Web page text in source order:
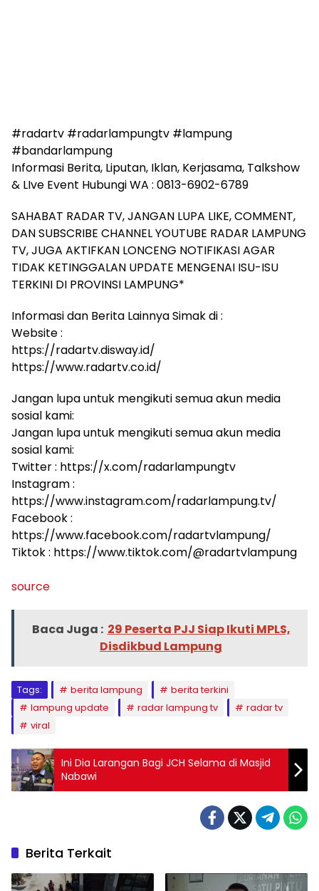
#radartv #radarlampungtv #lampung
#bandarlampung
Informasi Berita, Liputan, Iklan, Kerjasama, Talkshow
& LIve Event Hubungi WA : 0813-6902-6789
SAHABAT RADAR TV, JANGAN LUPA LIKE, COMMENT,
DAN SUBSCRIBE CHANNEL YOUTUBE RADAR LAMPUNG
TV, JUGA AKTIFKAN LONCENG NOTIFIKASI AGAR
TIDAK KETINGGALAN UPDATE MENGENAI ISU-ISU
TERKINI DI PROVINSI LAMPUNG*
Informasi dan Berita Lainnya Simak di :
Website :
https://radartv.disway.id/
https://www.radartv.co.id/
Jangan lupa untuk mengikuti semua akun media
sosial kami:
Jangan lupa untuk mengikuti semua akun media
sosial kami:
Twitter : https://x.com/radarlampungtv
Instagram :
https://www.instagram.com/radarlampung.tv/
Facebook :
https://www.facebook.com/radartvlampung/
Tiktok : https://www.tiktok.com/@radartvlampung
source
Baca Juga : 29 Peserta PJJ Siap Ikuti MPLS,
Disdikbud Lampung
Tags: berita lampung
berita terkini
lampung update
radar lampung tv
radar tv
viral
Ini Dia Larangan Bagi JCH Selama di Masjid
Nabawi
Berita Terkait